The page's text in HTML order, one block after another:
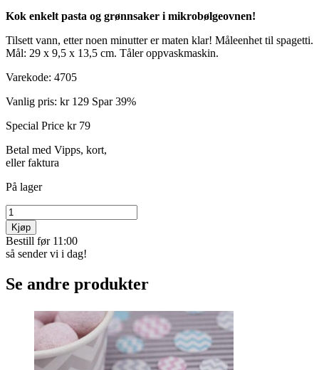
Kok enkelt pasta og grønnsaker i mikrobølgeovnen!
Tilsett vann, etter noen minutter er maten klar! Måle­enhet til spagetti.
Mål: 29 x 9,5 x 13,5 cm. Tåler oppvask­maskin.
Varekode: 4705
Vanlig pris: kr 129 Spar 39%
Special Price kr 79
Betal med Vipps, kort,
eller faktura
På lager
Kjøp
Bestill før 11:00
så sender vi i dag!
Se andre produkter